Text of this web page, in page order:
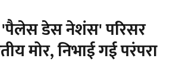
'पैलेस डेस नेशंस' परिसर
मोर, निभाई गई परंपरा